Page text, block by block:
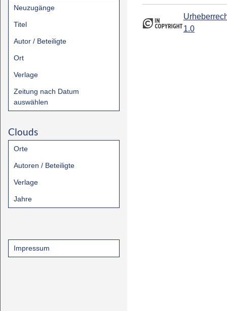
Neuzugänge
Titel
Autor / Beteiligte
Ort
Verlage
Zeitung nach Datum
auswählen
Clouds
Orte
Autoren / Beteiligte
Verlage
Jahre
Impressum
1.0